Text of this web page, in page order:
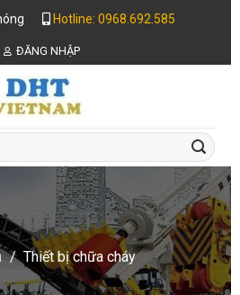
Hotline: 0968.692.585
ĐĂNG NHẬP
/ Thiết bị chữa cháy